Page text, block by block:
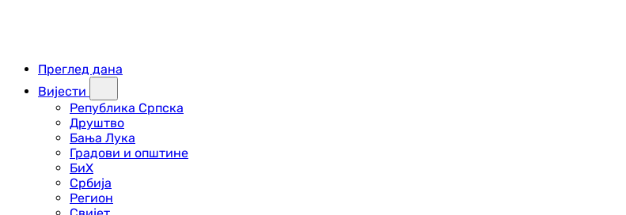
Преглед дана
Вијести
Република Српска
Друштво
Бања Лука
Градови и општине
БиХ
Србија
Регион